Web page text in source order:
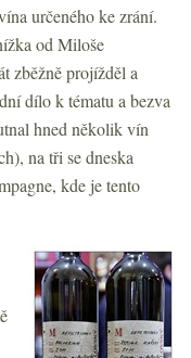
určeného ke zrání.
od Miloše
zběžně projížděl a
dílo k tématu a bezva
hned několik vín
na tři se dneska
kde je tento